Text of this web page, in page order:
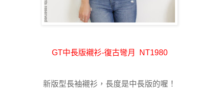
GT中長版襯衫-復古彎月 NT1980
新版型長袖襯衫，長度是中長版的喔！